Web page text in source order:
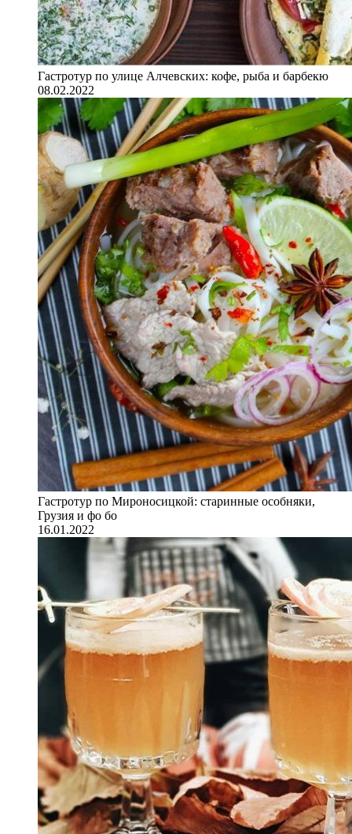
Гастротур по улице Алчевских: кофе, рыба и барбекю
08.02.2022
Гастротур по Мироносицкой: старинные особняки,
Грузия и фо бо
16.01.2022